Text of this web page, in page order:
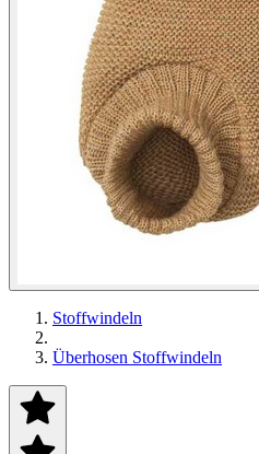
Stoffwindeln
Überhosen Stoffwindeln